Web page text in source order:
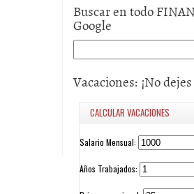
Buscar en todo
Google
Vacaciones: ¡No